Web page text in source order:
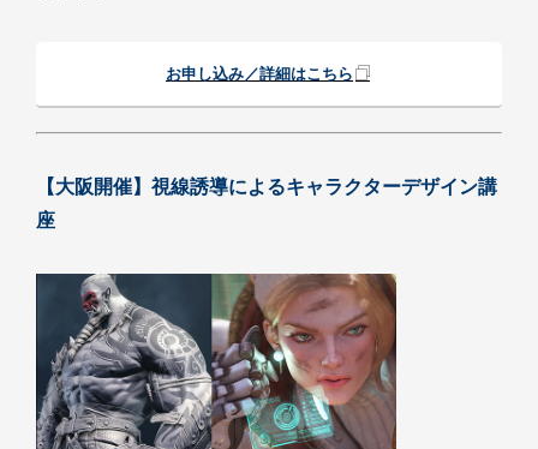
お申し込み／詳細はこちら
【大阪開催】視線誘導によるキャラクターデザイン講
座